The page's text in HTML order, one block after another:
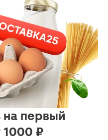
на первый
1000 ₽